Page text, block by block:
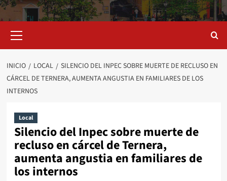
primario
INICIO LOCAL
SILENCIO DEL INPEC SOBRE MUERTE DE RECLUSO EN
CÁRCEL DE TERNERA, AUMENTA ANGUSTIA EN FAMILIARES DE LOS
INTERNOS
Local
Silencio del Inpec sobre muerte de
recluso en cárcel de Ternera,
aumenta angustia en familiares de
los internos